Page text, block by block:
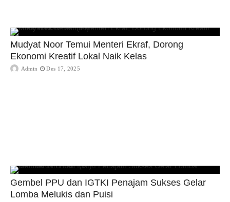
Mudyat Noor Temui Menteri Ekraf, Dorong
Ekonomi Kreatif Lokal Naik Kelas
Admin Des 17, 2025
Gembel PPU dan IGTKI Penajam Sukses Gelar
Lomba Melukis dan Puisi